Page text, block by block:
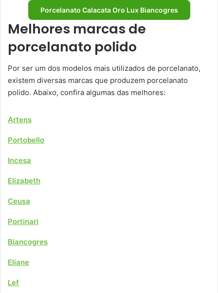
Porcelanato Calacata Oro Lux Biancogres
Melhores marcas de
porcelanato polido
Por ser um dos modelos mais utilizados de porcelanato,
existem diversas marcas que produzem porcelanato
polido. Abaixo, confira algumas das melhores:
Artens
Portobello
Incesa
Elizabeth
Ceusa
Portinari
Biancogres
Eliane
Lef